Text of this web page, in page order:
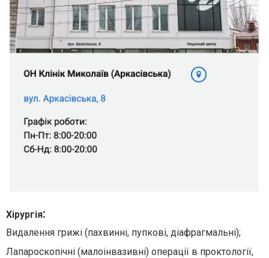
Хірургія:
Видалення грижі (пахвинні, пупкові, діафрагмальні);
Лапароскопічні (малоінвазивні) операції в проктології,